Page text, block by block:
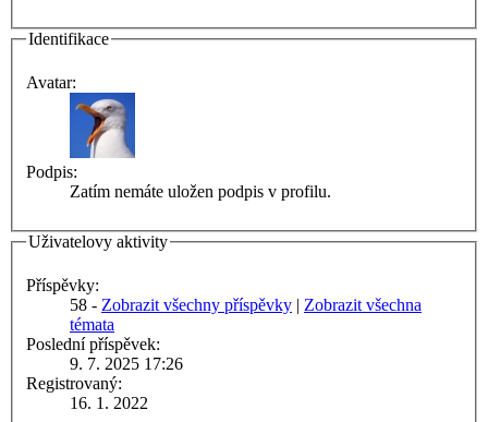
Identifikace
Avatar:
Podpis:
Zatím nemáte uložen podpis v profilu.
Uživatelovy aktivity
Příspěvky:
58 - Zobrazit všechny příspěvky | Zobrazit všechna
témata
Poslední příspěvek:
9. 7. 2025 17:26
Registrovaný:
16. 1. 2022